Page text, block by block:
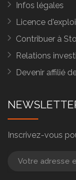
Infos légales
Licence
Contribuer à
Relations
Devenir affilié
Inscrivez-vous